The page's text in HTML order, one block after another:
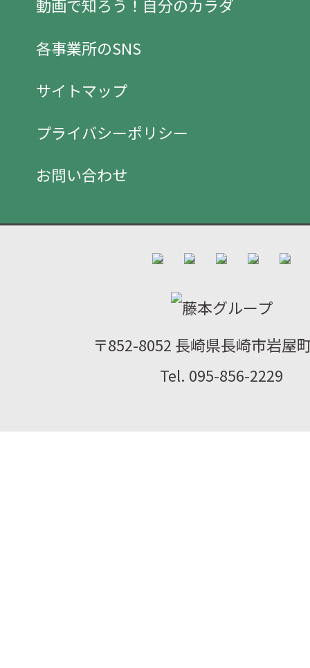
動画で知ろう！自分のカラダ
各事業所のSNS
サイトマップ
プライバシーポリシー
お問い合わせ
〒852-8052 長崎県長崎市岩屋
Tel. 095-856-2229